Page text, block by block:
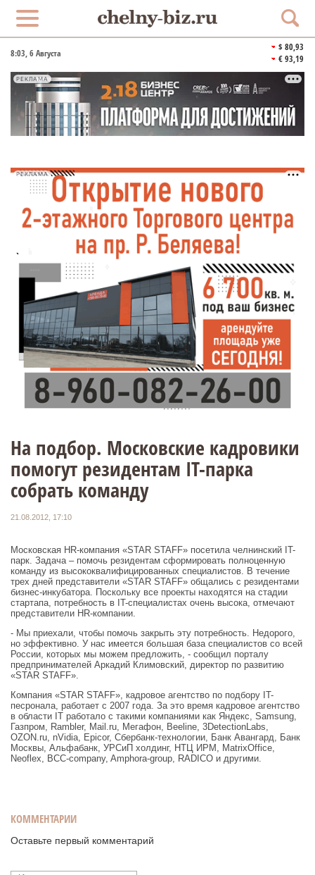
8:03, 6 Августа
$ 80,93
€ 93,19
РЕКЛАМА
РЕКЛАМА
На подбор. Московские кадровики
помогут резидентам IT-парка
собрать команду
21.08.2012, 17:10
Московская HR-компания «STAR STAFF» посетила челнинский IT-
парк. Задача – помочь резидентам сформировать полноценную
команду из высококвалифицированных специалистов. В течение
трех дней представители «STAR STAFF» общались с резидентами
бизнес-инкубатора. Поскольку все проекты находятся на стадии
стартапа, потребность в IT-специалистах очень высока, отмечают
представители HR-компании.
- Мы приехали, чтобы помочь закрыть эту потребность. Недорого,
но эффективно. У нас имеется большая база специалистов со всей
России, которых мы можем предложить, - сообщил порталу
предпринимателей Аркадий Климовский, директор по развитию
«STAR STAFF».
Компания «STAR STAFF», кадровое агентство по подбору IT-
песронала, работает с 2007 года. За это время кадровое агентство
в области IT работало с такими компаниями как Яндекс, Samsung,
Газпром, Rambler, Mail.ru, Мегафон, Beeline, 3DetectionLabs,
OZON.ru, nVidia, Epicor, Сбербанк-технологии, Банк Авангард, Банк
Москвы, Альфабанк, УРСиП холдинг, НТЦ ИРМ, MatrixOffice,
Neoflex, BCC-company, Amphora-group, RADICO и другими.
КОММЕНТАРИИ
Оставьте первый комментарий